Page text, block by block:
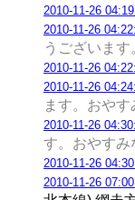
2010-11-26
2010-11-26
うございま
2010-11-26
2010-11-26
ます。おやす
2010-11-26
す。おやすみ
2010-11-26
2010-11-26